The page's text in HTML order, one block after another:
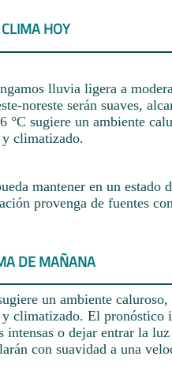
CLIMA HOY
lluvia ligera a
noreste serán suaves,
°C sugiere un ambiente
y climatizado.
mantener en un estado
provenga de fuentes
DE MAÑANA
un ambiente
climatizado. El pronóstico
o dejar entrar la
con suavidad a una